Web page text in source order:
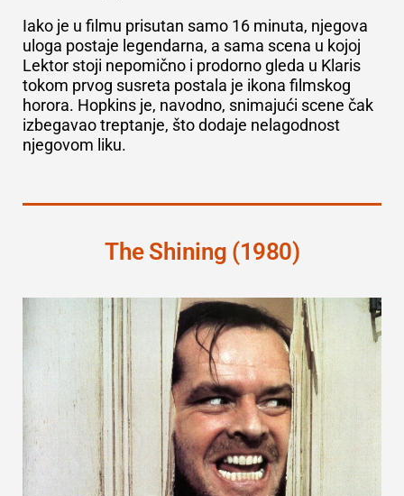
Iako je u filmu prisutan samo 16 minuta, njegova
uloga postaje legendarna, a sama scena u kojoj
Lektor stoji nepomično i prodorno gleda u Klaris
tokom prvog susreta postala je ikona filmskog
horora. Hopkins je, navodno, snimajući scene čak
izbegavao treptanje, što dodaje nelagodnost
njegovom liku.
The Shining (1980)